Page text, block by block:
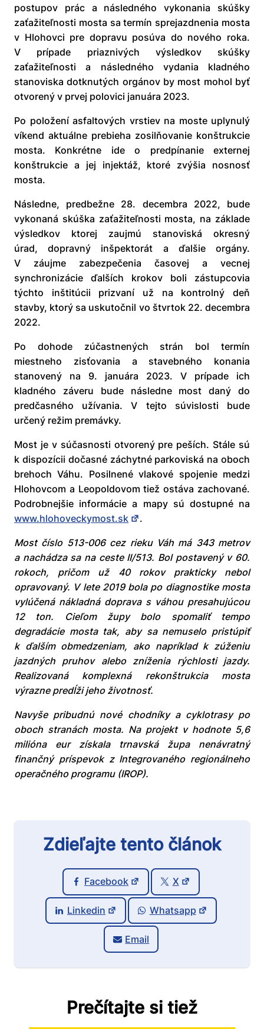
postupov prác a následného vykonania skúšky
zaťažiteľnosti mosta sa termín sprejazdnenia mosta
v Hlohovci pre dopravu posúva do nového roka.
V prípade priaznivých výsledkov skúšky
zaťažiteľnosti a následného vydania kladného
stanoviska dotknutých orgánov by most mohol byť
otvorený v prvej polovici januára 2023.
Po položení asfaltových vrstiev na moste uplynulý
víkend aktuálne prebieha zosilňovanie konštrukcie
mosta. Konkrétne ide o predpínanie externej
konštrukcie a jej injektáž, ktoré zvýšia nosnosť
mosta.
Následne, predbežne 28. decembra 2022, bude
vykonaná skúška zaťažiteľnosti mosta, na základe
výsledkov ktorej zaujmú stanoviská okresný
úrad, dopravný inšpektorát a ďalšie orgány.
V záujme zabezpečenia časovej a vecnej
synchronizácie ďalších krokov boli zástupcovia
týchto inštitúcii prizvaní už na kontrolný deň
stavby, ktorý sa uskutočnil vo štvrtok 22. decembra
2022.
Po dohode zúčastnených strán bol termín
miestneho zisťovania a stavebného konania
stanovený na 9. januára 2023. V prípade ich
kladného záveru bude následne most daný do
predčasného užívania. V tejto súvislosti bude
určený režim premávky.
Most je v súčasnosti otvorený pre peších. Stále sú
k dispozícii dočasné záchytné parkoviská na oboch
brehoch Váhu. Posilnené vlakové spojenie medzi
Hlohovcom a Leopoldovom tiež ostáva zachované.
Podrobnejšie informácie a mapy sú dostupné na
www.hlohoveckymost.sk
.
Most číslo 513-006 cez rieku Váh má 343 metrov
a nachádza sa na ceste II/513. Bol postavený v 60.
rokoch, pričom už 40 rokov prakticky nebol
opravovaný. V lete 2019 bola po diagnostike mosta
vylúčená nákladná doprava s váhou presahujúcou
12 ton. Cieľom župy bolo spomaliť tempo
degradácie mosta tak, aby sa nemuselo pristúpiť
k ďalším obmedzeniam, ako napríklad k zúženiu
jazdných pruhov alebo zníženia rýchlosti jazdy.
Realizovaná komplexná rekonštrukcia mosta
výrazne predĺži jeho životnosť.
Navyše pribudnú nové chodníky a cyklotrasy po
oboch stranách mosta. Na projekt v hodnote 5,6
milióna eur získala trnavská župa nenávratný
finančný príspevok z Integrovaného regionálneho
operačného programu (IROP).
Zdieľajte tento článok
Facebook X
Linkedin Whatsapp
Email
Prečítajte si tiež